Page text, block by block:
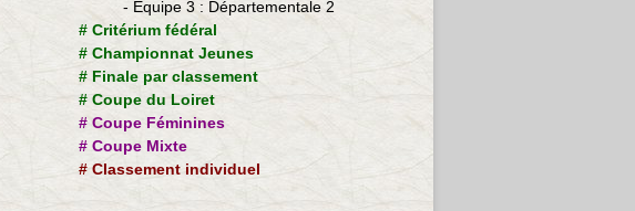
- Equipe 3 : Départementale 2
# Critérium fédéral
# Championnat Jeunes
# Finale par classement
# Coupe du Loiret
# Coupe Féminines
# Coupe Mixte
#Classement individuel